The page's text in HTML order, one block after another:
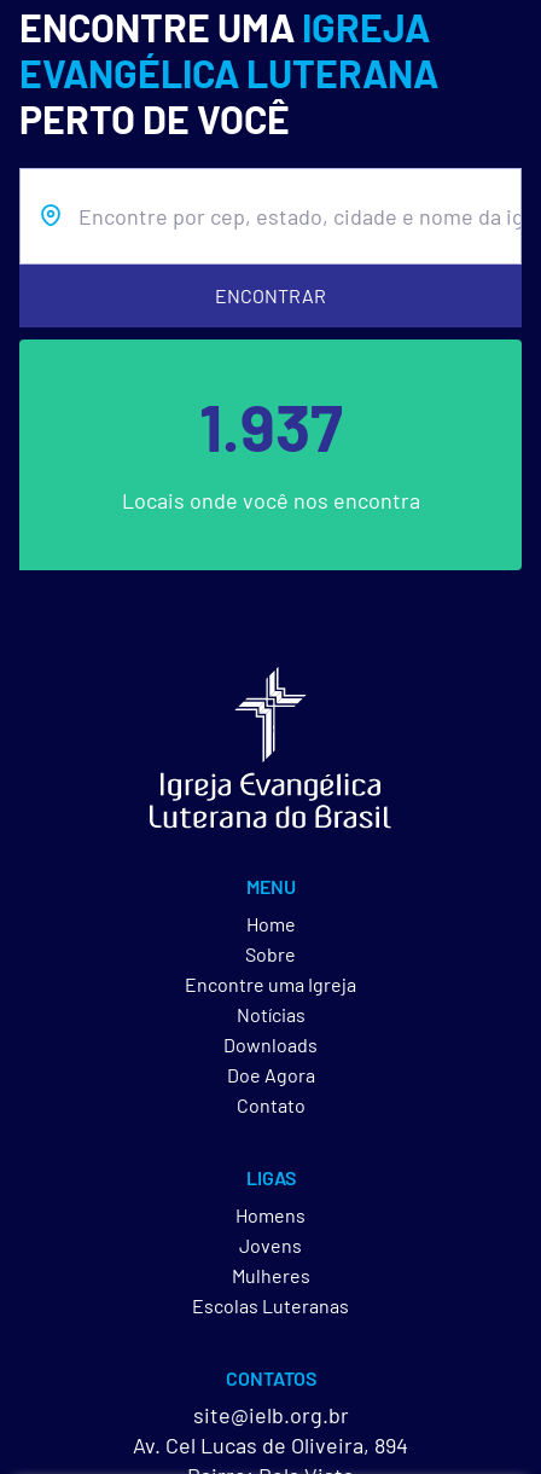
ENCONTRE UMA IGREJA
EVANGÉLICA LUTERANA
PERTO DE VOCÊ
ENCONTRAR
1.937
Locais onde você nos encontra
MENU
Home
Sobre
Encontre uma Igreja
Notícias
Downloads
Doe Agora
Contato
LIGAS
Homens
Jovens
Mulheres
Escolas Luteranas
CONTATOS
site@ielb.org.br
Av. Cel Lucas de Oliveira, 894